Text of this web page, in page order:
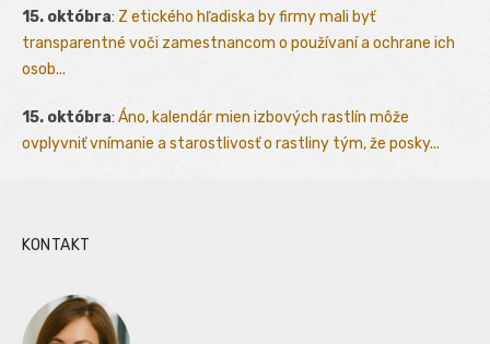
15. októbra: Z etického hľadiska by firmy mali byť
transparentné voči zamestnancom o používaní a ochrane ich
osob...
15. októbra: Áno, kalendár mien izbových rastlín môže
ovplyvniť vnímanie a starostlivosť o rastliny tým, že posky...
KONTAKT